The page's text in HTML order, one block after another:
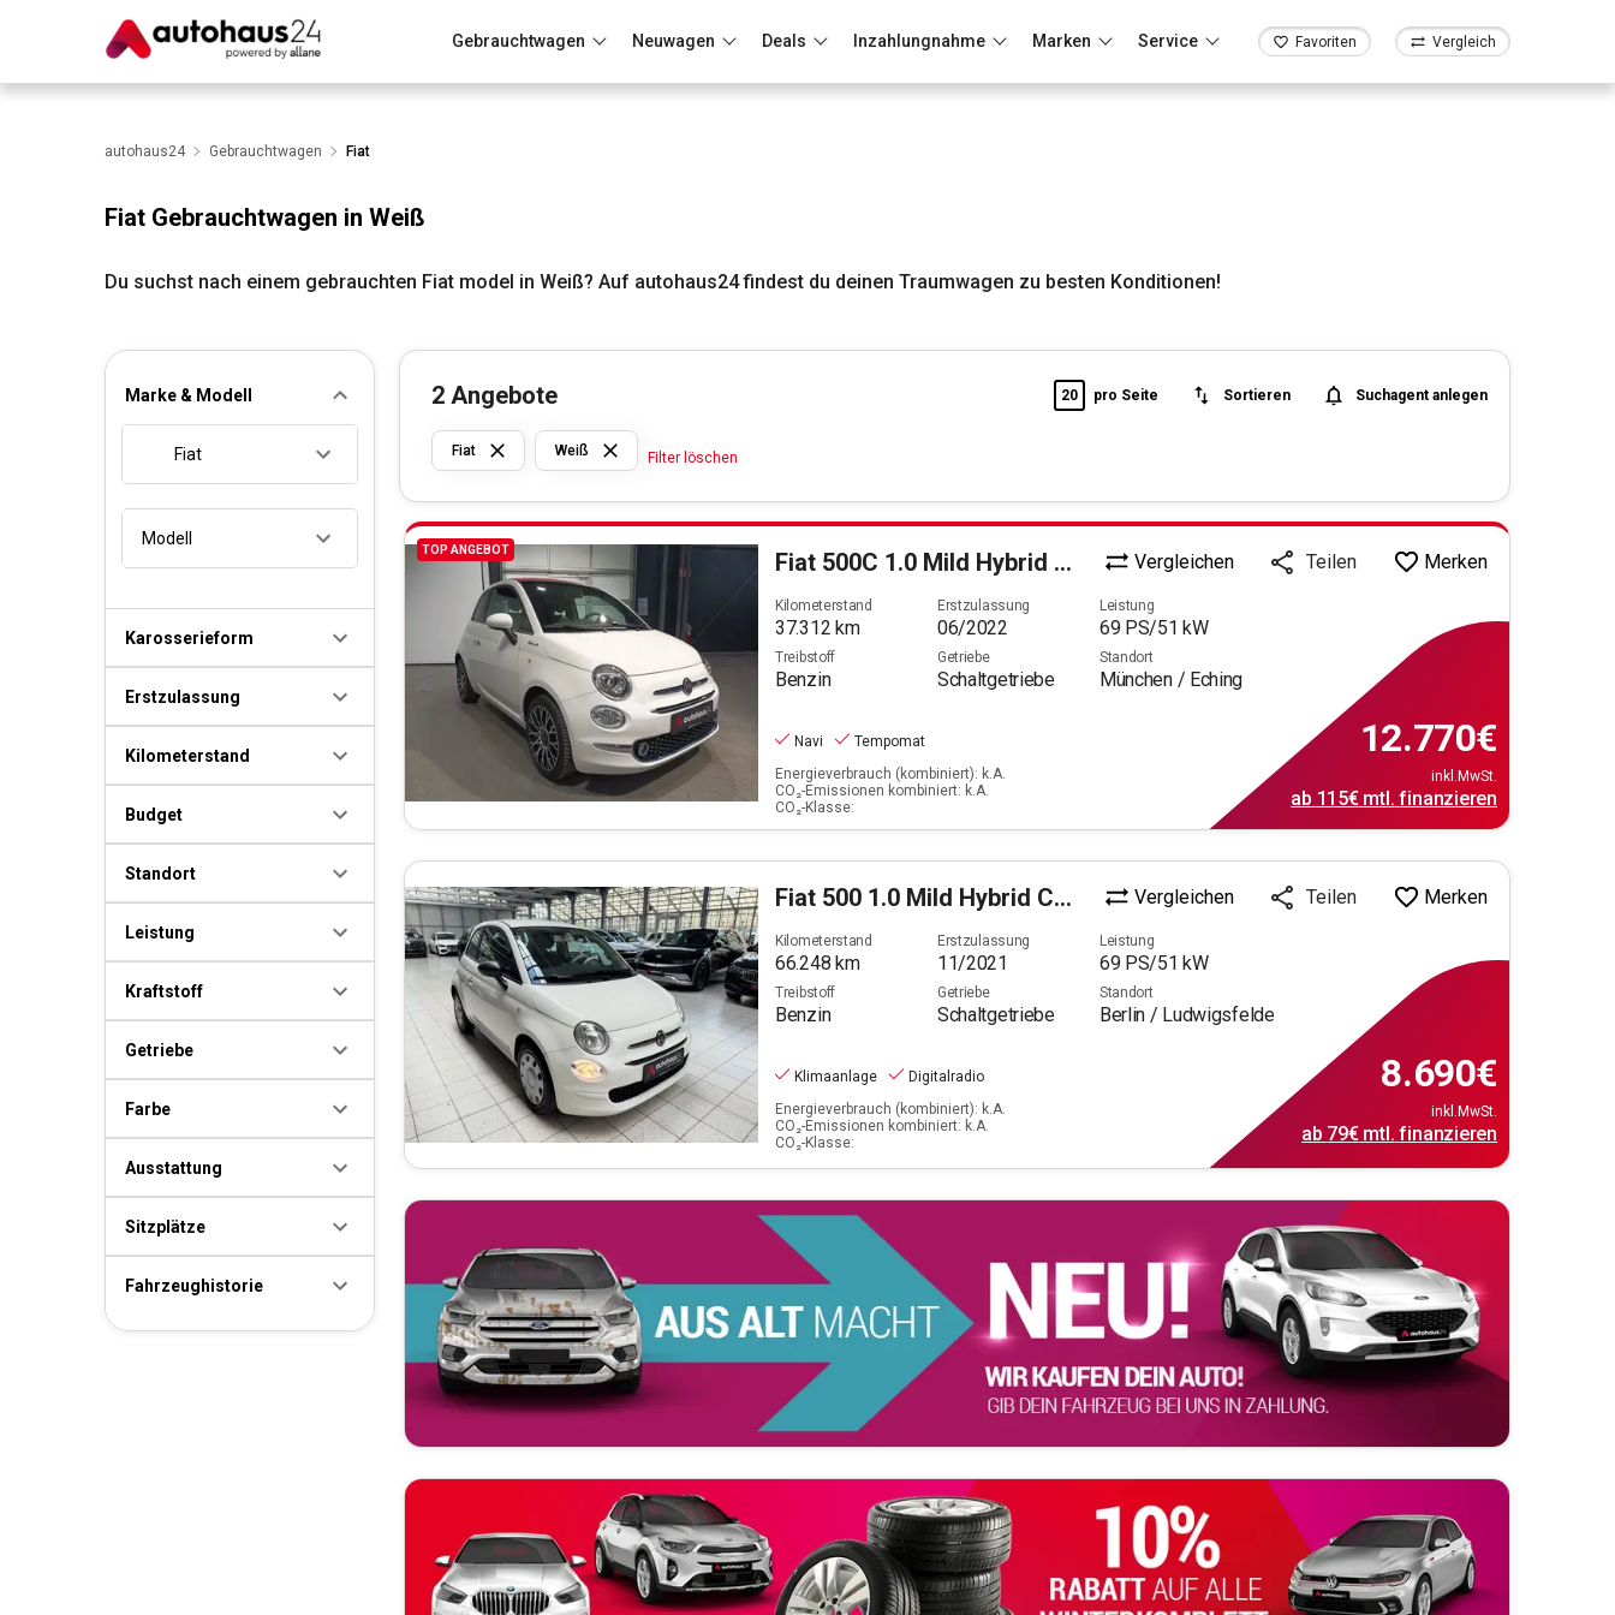
Gebrauchtwagen Neuwagen Deals Inzahlungnahme Marken Service Favoriten Vergleich
Wir bewerten dein AutoRund um die Inzahlungnahme
autohaus24 Gebrauchtwagen Fiat
Fiat Gebrauchtwagen in Weiß
Du suchst nach einem gebrauchten Fiat model in Weiß? Auf autohaus24 findest du deinen Traumwagen zu besten Konditionen!
Marke & Modell
Fiat
Modell
Karosserieform
Erstzulassung
Kilometerstand
Budget
Standort
Leistung
Kraftstoff
Getriebe
Farbe
Ausstattung
Sitzplätze
Fahrzeughistorie
2 Angebote
Filter löschen
20 pro Seite Sortieren Suchagent anlegen
Fiat Weiß Filter löschen
TOP ANGEBOT Fiat 500C 1.0 Mild Hybrid DolceVita (EURO 6d) Dolce Vit Vergleichen Teilen Merken
Kilometerstand
37.312 km
Erstzulassung
06/2022
Leistung
69PS/51 kW
Treibstoff
Benzin
Getriebe
Schaltgetriebe
Standort
München / Eching
Navi
Tempomat
Energieverbrauch (kombiniert): k.A.
CO₂-Emissionen kombiniert: k.A.
CO₂-Klasse:
12.770€
inkl.MwSt.
ab 115€mtl. finanzieren
Fiat 500 1.0 Mild Hybrid Cult (EURO 6d) Vergleichen Teilen Merken
Kilometerstand
66.248 km
Erstzulassung
11/2021
Leistung
69PS/51 kW
Treibstoff
Benzin
Getriebe
Schaltgetriebe
Standort
Berlin / Ludwigsfelde
Klimaanlage
Digitalradio
Energieverbrauch (kombiniert): k.A.
CO₂-Emissionen kombiniert: k.A.
CO₂-Klasse:
8.690€
inkl.MwSt.
ab 79€mtl. finanzieren